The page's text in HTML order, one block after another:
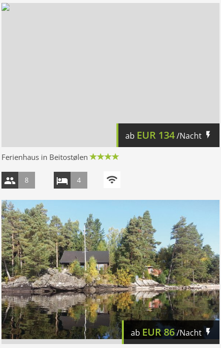
ab EUR 134/Nacht
Ferienhaus in Beitostølen
8 4
ab EUR 86/Nacht